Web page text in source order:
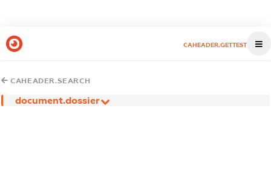
CAHEADER.GETTEST
CAHEADER.SEARCH
document.dossier